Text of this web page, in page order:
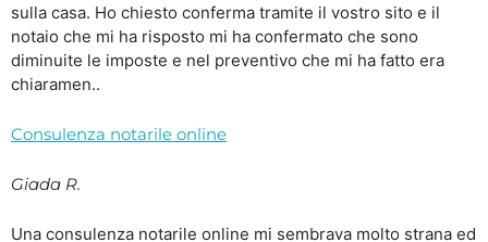
sulla casa. Ho chiesto conferma tramite il vostro sito e il
notaio che mi ha risposto mi ha confermato che sono
diminuite le imposte e nel preventivo che mi ha fatto era
chiaramen..
Consulenza notarile online
Giada R.
Una consulenza notarile online mi sembrava molto strana ed